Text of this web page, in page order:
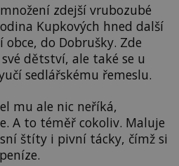
zdejší vrubozubé
Kupkových hned další
do Dobrušky. Zde
dětství, ale také se u
sedlářskému řemeslu.
mu ale nic neříká,
A to téměř cokoliv. Maluje
štíty i pivní tácky, čímž si